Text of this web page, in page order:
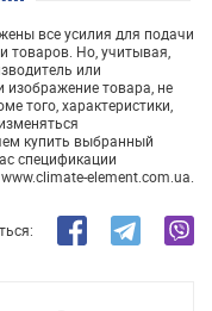
все усилия для подачи
товаров. Но, учитывая,
или
товара, не
того, характеристики,
купить выбранный
спецификации
element.com.ua.